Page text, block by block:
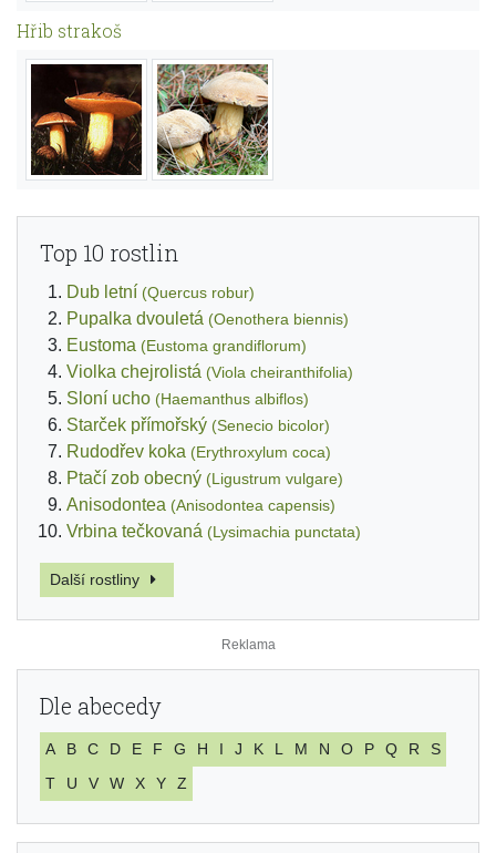
Hřib strakoš
Top 10 rostlin
Dub letní (Quercus robur)
Pupalka dvouletá (Oenothera biennis)
Eustoma (Eustoma grandiflorum)
Violka chejrolistá (Viola cheiranthifolia)
Sloní ucho (Haemanthus albiflos)
Starček přímořský (Senecio bicolor)
Rudodřev koka (Erythroxylum coca)
Ptačí zob obecný (Ligustrum vulgare)
Anisodontea (Anisodontea capensis)
Vrbina tečkovaná (Lysimachia punctata)
Další rostliny
Dle abecedy
A B C D E F G H I J K L M N O P Q R
S
T
U V W X Y Z